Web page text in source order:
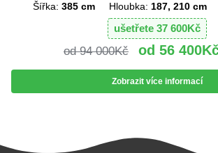
Šířka: 385 cm Hloubka: 187, 210 cm
ušetřete 37 600Kč
94 000Kč 56 400
Zobrazit více informací